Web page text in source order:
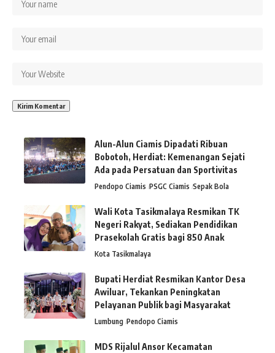
Alun-Alun Ciamis Dipadati Ribuan
Bobotoh, Herdiat: Kemenangan Sejati
Ada pada Persatuan dan Sportivitas
Pendopo Ciamis PSGC Ciamis Sepak Bola
Wali Kota Tasikmalaya Resmikan TK
Negeri Rakyat, Sediakan Pendidikan
Prasekolah Gratis bagi 850 Anak
Kota Tasikmalaya
Bupati Herdiat Resmikan Kantor Desa
Awiluar, Tekankan Peningkatan
Pelayanan Publik bagi Masyarakat
Lumbung Pendopo Ciamis
MDS Rijalul Ansor Kecamatan